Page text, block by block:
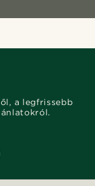
a legfrissebb